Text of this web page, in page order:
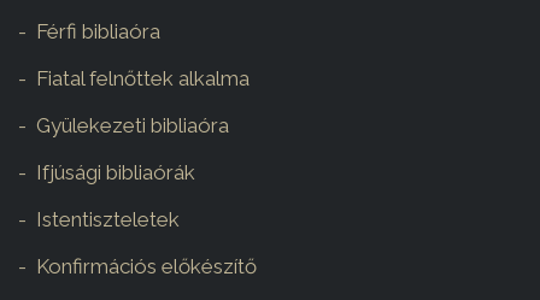
Férfi bibliaóra
Fiatal felnőttek alkalma
Gyülekezeti bibliaóra
Ifjúsági bibliaórák
Istentiszteletek
Konfirmációs előkészítő